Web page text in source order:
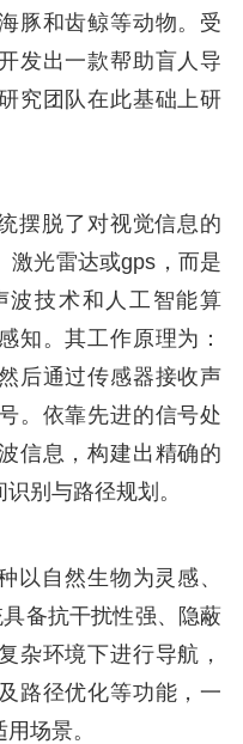
豚和齿鲸等动物。受
发出一款帮助盲人导
究团队在此基础上研
摆脱了对视觉信息的
激光雷达或gps，而是
波技术和人工智能算
知。其工作原理为：
后通过传感器接收声
。依靠先进的信号处
信息，构建出精确的
别与路径规划。
以自然生物为灵感、
备抗干扰性强、隐蔽
杂环境下进行导航，
路径优化等功能，一
场景。